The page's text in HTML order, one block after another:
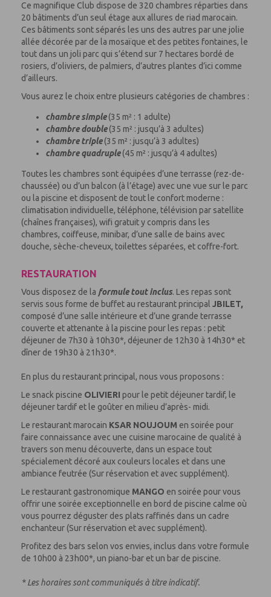
Ce magnifique Club dispose de 320 chambres réparties dans
20 bâtiments d’un seul étage aux allures de riad marocain.
Ces bâtiments sont séparés les uns des autres par une jolie
allée décorée par de la mosaïque et des petites fontaines, le
tout dans un joli parc qui s’étend sur 7 hectares bordé de
rosiers, d’oliviers, de palmiers, d’autres plantes d’ici comme
d’ailleurs.
Vous aurez le choix entre plusieurs catégories de chambres :
chambre simple(35 m² : 1 adulte)
chambre double(35 m² : jusqu’à 3 adultes)
chambre triple(35 m² : jusqu’à 3 adultes)
chambre quadruple(45 m² : jusqu’à 4 adultes)
Toutes les chambres sont équipées d’une terrasse (rez-de-
chaussée) ou d’un balcon (à l’étage) avec une vue sur le parc
ou la piscine et disposent de tout le confort moderne :
climatisation individuelle, téléphone, télévision par satellite
(chaînes françaises), wifi gratuit y compris dans les
chambres, coiffeuse, minibar, d’une salle de bains avec
douche, sèche-cheveux, toilettes séparées, et coffre-fort.
RESTAURATION
Vous disposez de la formule tout inclus. Les repas sont
servis sous forme de buffet au restaurant principal JBILET,
composé d’une salle intérieure et d’une grande terrasse
couverte et attenante à la piscine pour les repas : petit
déjeuner de 7h30 à 10h30*, déjeuner de 12h30 à 14h30* et
dîner de 19h30 à 21h30*.
En plus du restaurant principal, nous vous proposons :
Le snack piscine OLIVIERI pour le petit déjeuner tardif, le
déjeuner tardif et le goûter en milieu d’après- midi.
Le restaurant marocain KSAR NOUJOUM en soirée pour
faire connaissance avec une cuisine marocaine de qualité à
travers son menu découverte, dans un espace tout
spécialement décoré aux couleurs locales et dans une
ambiance feutrée (Sur réservation et avec supplément).
Le restaurant gastronomique MANGO en soirée pour vous
offrir une soirée exceptionnelle en bord de piscine calme où
vous pourrez déguster des plats raffinés dans un cadre
enchanteur (Sur réservation et avec supplément).
Profitez des bars selon vos envies, inclus dans votre formule
de 10h00 à 23h00*, un piano-bar et un bar de piscine.
* Les horaires sont communiqués à titre indicatif.